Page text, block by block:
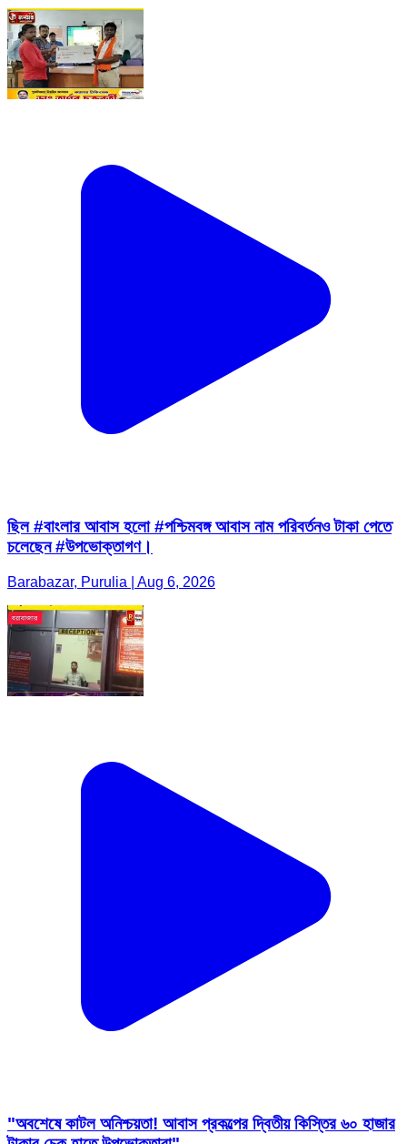
ছিল #বাংলার আবাস হলো #পশ্চিমবঙ্গ আবাস নাম পরিবর্তনও টাকা পেতে
চলেছেন #উপভোক্তাগণ।
Barabazar, Purulia | Aug 6, 2026
"অবশেষে কাটল অনিশ্চয়তা! আবাস প্রকল্পের দ্বিতীয় কিস্তির ৬০ হাজার